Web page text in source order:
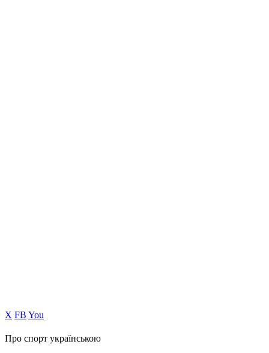
Х FB You
Про спорт українською